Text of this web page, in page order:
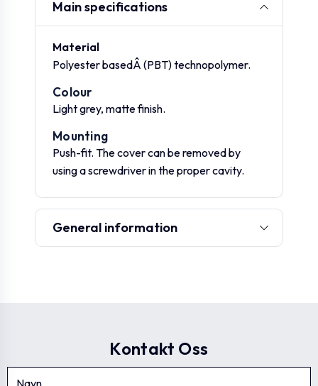
Main specifications
Material
Polyester basedÂ (PBT) technopolymer.
Colour
Light grey, matte finish.
Mounting
Push-fit. The cover can be removed by
using a screwdriver in the proper cavity.
General information
Kontakt Oss